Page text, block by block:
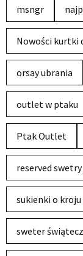
msngr
Nowości kurtki
orsay ubrania
outlet w ptaku
Ptak Outlet
reserved swetry
sukienki o kroju
sweter